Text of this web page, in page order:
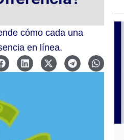
i
n
p
e
cómo cada una
en línea.